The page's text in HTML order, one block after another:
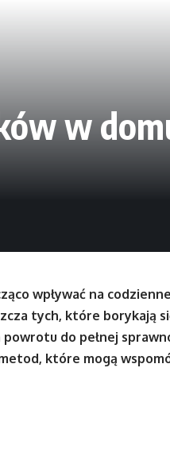
w
wpływać na codzienne
tych, które borykają
do pełnej
które mogą